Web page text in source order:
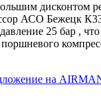
дисконтом
АСО Бежецк
25 бар ,